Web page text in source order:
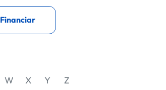
Financiar
W X Y Z